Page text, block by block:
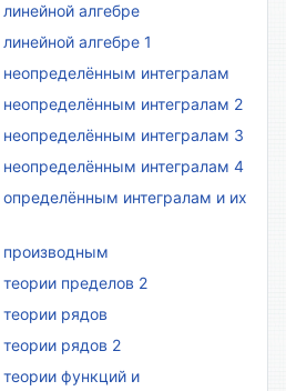
алгебре
алгебре 1
интегралам
интегралам 2
интегралам 3
интегралам 4
интегралам и их
пределов 2
рядов
рядов 2
функций и